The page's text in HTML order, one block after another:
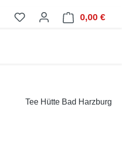
0,00 €
Tee Hütte Bad Harzburg